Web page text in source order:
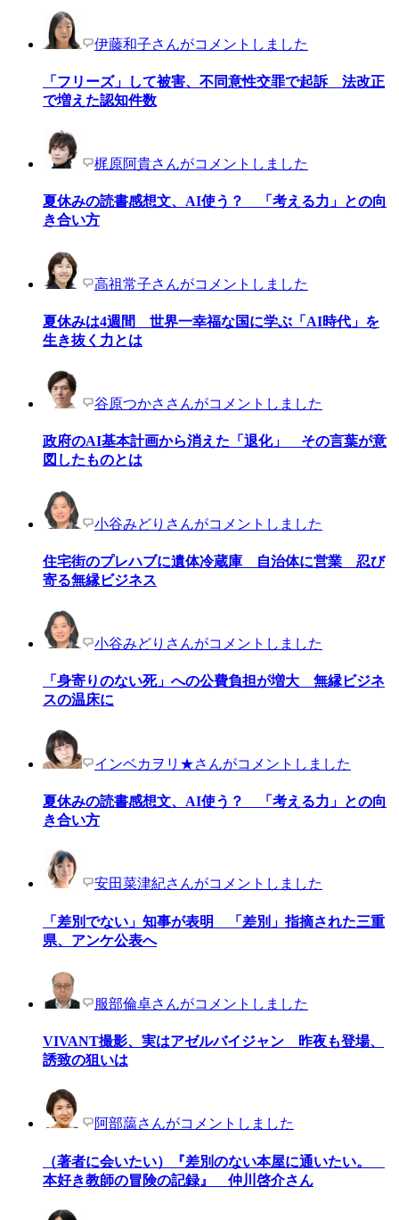
伊藤和子さんがコメントしました
「フリーズ」して被害、不同意性交罪で起訴 法改正
で増えた認知件数
梶原阿貴さんがコメントしました
夏休みの読書感想文、AI使う？ 「考える力」との向
き合い方
高祖常子さんがコメントしました
夏休みは4週間 世界一幸福な国に学ぶ「AI時代」を
生き抜く力とは
谷原つかささんがコメントしました
政府のAI基本計画から消えた「退化」 その言葉が意
図したものとは
小谷みどりさんがコメントしました
住宅街のプレハブに遺体冷蔵庫 自治体に営業 忍び
寄る無縁ビジネス
小谷みどりさんがコメントしました
「身寄りのない死」への公費負担が増大 無縁ビジネ
スの温床に
インベカヲリ★さんがコメントしました
夏休みの読書感想文、AI使う？ 「考える力」との向
き合い方
安田菜津紀さんがコメントしました
「差別でない」知事が表明 「差別」指摘された三重
県、アンケ公表へ
服部倫卓さんがコメントしました
VIVANT撮影、実はアゼルバイジャン 昨夜も登場、
誘致の狙いは
阿部藹さんがコメントしました
（著者に会いたい）『差別のない本屋に通いたい。
本好き教師の冒険の記録』 仲川啓介さん